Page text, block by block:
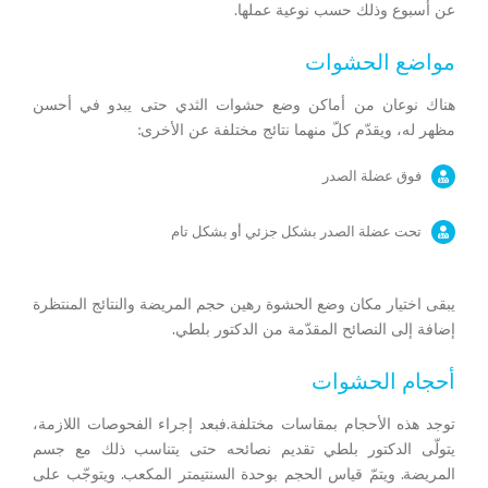
عن أسبوع وذلك حسب نوعية عملها.
مواضع الحشوات
هناك نوعان من أماكن وضع حشوات الثدي حتى يبدو في أحسن
مظهر له، ويقدّم كلّ منهما نتائج مختلفة عن الأخرى:
فوق عضلة الصدر
تحت عضلة الصدر بشكل جزئي أو بشكل تام
يبقى اختيار مكان وضع الحشوة رهين حجم المريضة والنتائج المنتظرة
إضافة إلى النصائح المقدّمة من الدكتور بلطي.
أحجام الحشوات
توجد هذه الأحجام بمقاسات مختلفة.فبعد إجراء الفحوصات اللازمة،
يتولّى الدكتور بلطي تقديم نصائحه حتى يتناسب ذلك مع جسم
المريضة. ويتمّ قياس الحجم بوحدة السنتيمتر المكعب. ويتوجّب على